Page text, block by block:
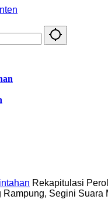
Rekapitulasi
Rampung, Segini Suara